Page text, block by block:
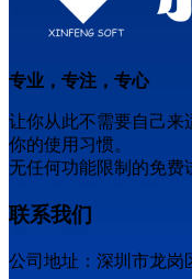
专业，专注，专心
让你从此不需要自己来
你的使用习惯。
无任何功能限制的免费
联系我们
公司地址：深圳市龙岗